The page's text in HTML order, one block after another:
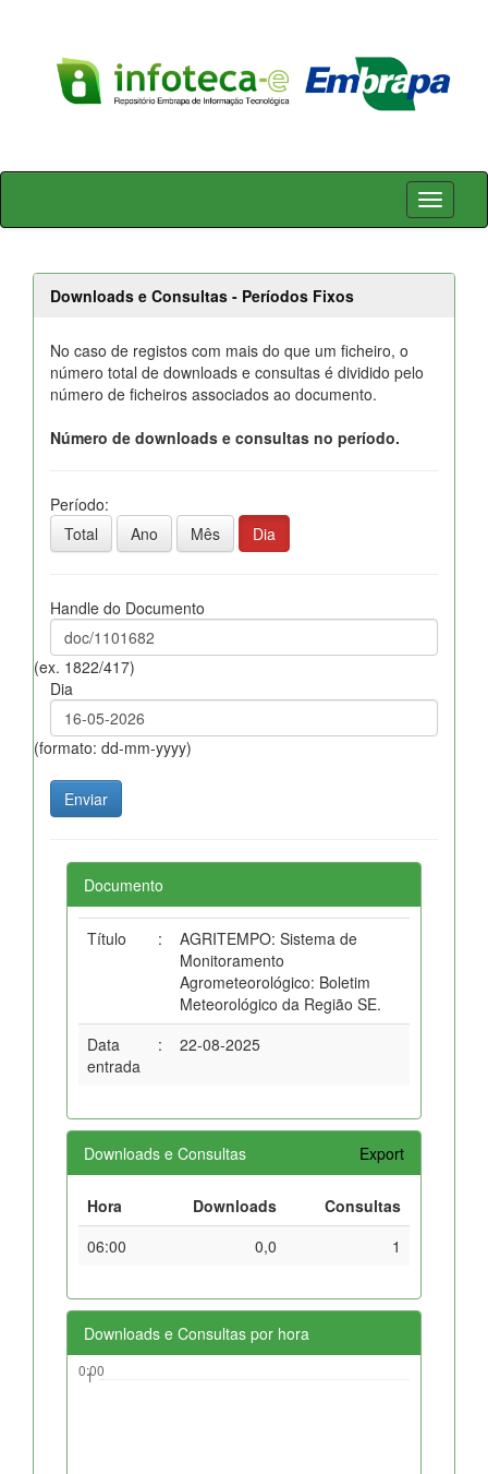
Skip
Downloads e Consultas - Períodos Fixos
No caso de registos com mais do que um ficheiro, o
número total de downloads e consultas é dividido pelo
número de ficheiros associados ao documento.
Número de downloads e consultas no período.
Período:
Total
Ano Mês Dia
Handle do Documento
(ex. 1822/417)
Dia
(formato: dd-mm-yyyy)
Documento
Título :
AGRITEMPO: Sistema de
Monitoramento
Agrometeorológico: Boletim
Meteorológico da Região SE.
Data
entrada
: 22-08-2025
Downloads e Consultas Export
Hora Downloads
Consultas
06:00
0,0 1
Downloads e Consultas por hora